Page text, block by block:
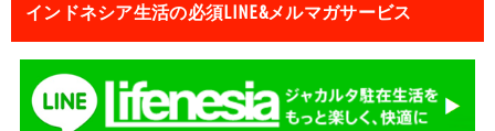
インドネシア生活の必須LINE&メルマガサービス